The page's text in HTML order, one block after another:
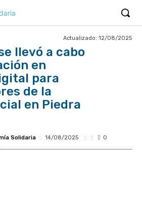
Actualizado: 12/08/2025
llevó a cabo
en
para
de la
en Piedra
Solidaria 14/08/2025 0